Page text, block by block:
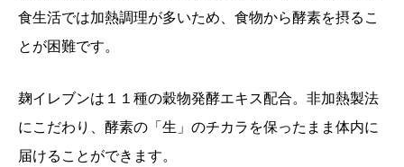
食生活では加熱調理が多いため、食物から酵素を摂るこ
とが困難です。
麹イレブンは１１種の穀物発酵エキス配合。非加熱製法
にこだわり、酵素の「生」のチカラを保ったまま体内に
届けることができます。